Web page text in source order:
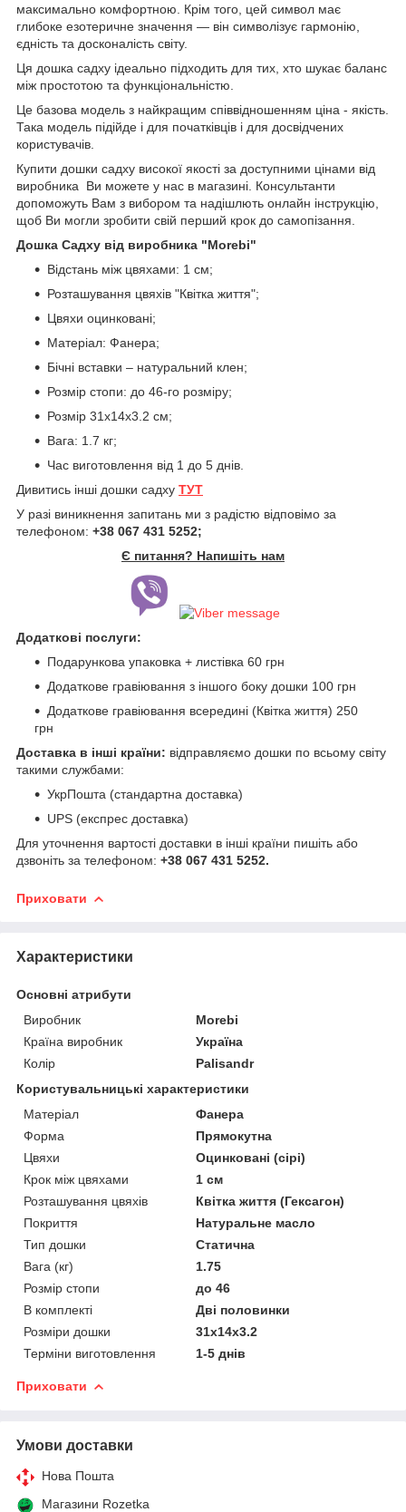
максимально комфортною. Крім того, цей символ має
глибоке езотеричне значення — він символізує гармонію,
єдність та досконалість світу.
Ця дошка садху ідеально підходить для тих, хто шукає баланс
між простотою та функціональністю.
Це базова модель з найкращим співвідношенням ціна - якість.
Така модель підійде і для початківців і для досвідчених
користувачів.
Купити дошки садху високої якості за доступними цінами від
виробника Ви можете у нас в магазині. Консультанти
допоможуть Вам з вибором та надішлють онлайн інструкцію,
щоб Ви могли зробити свій перший крок до самопізання.
Дошка Садху від виробника "Morebi"
Відстань між цвяхами: 1 см;
Розташування цвяхів "Квітка життя";
Цвяхи оцинковані;
Матеріал: Фанера;
Бічні вставки – натуральний клен;
Розмір стопи: до 46-го розміру;
Розмір 31х14х3.2 см;
Вага: 1.7 кг;
Час виготовлення від 1 до 5 днів.
Дивитись інші дошки садху ТУТ
У разі виникнення запитань ми з радістю відповімо за
телефоном: +38 067 431 5252;
Є питання? Напишіть нам
Додаткові послуги:
Подарункова упаковка + листівка 60 грн
Додаткове гравіювання з іншого боку дошки 100 грн
Додаткове гравіювання всередині (Квітка життя) 250
грн
Доставка в інші країни: відправляємо дошки по всьому світу
такими службами:
УкрПошта (стандартна доставка)
UPS (експрес доставка)
Для уточнення вартості доставки в інші країни пишіть або
дзвоніть за телефоном: +38 067 431 5252.
Приховати
Характеристики
Основні атрибути
Виробник
Morebi
Країна виробник
Україна
Колір
Palisandr
Користувальницькі характеристики
Матеріал
Фанера
Форма
Прямокутна
Цвяхи
Оцинковані (сірі)
Крок між цвяхами
1 см
Розташування цвяхів
Квітка життя (Гексагон)
Покриття
Натуральне масло
Тип дошки
Статична
Вага (кг)
1.75
Розмір стопи
до 46
В комплекті
Дві половинки
Розміри дошки
31х14х3.2
Терміни виготовлення
1-5 днів
Приховати
Умови доставки
Нова Пошта
Магазини Rozetka